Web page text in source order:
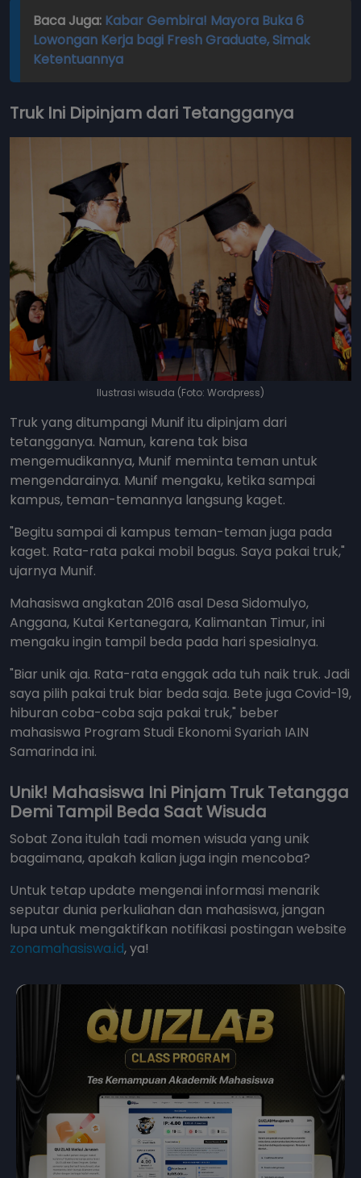
Baca Juga: Kabar Gembira! Mayora Buka 6
Lowongan Kerja bagi Fresh Graduate, Simak
Ketentuannya
Truk Ini Dipinjam dari Tetangganya
Ilustrasi wisuda (Foto: Wordpress)
Truk yang ditumpangi Munif itu dipinjam dari
tetangganya. Namun, karena tak bisa
mengemudikannya, Munif meminta teman untuk
mengendarainya. Munif mengaku, ketika sampai
kampus, teman-temannya langsung kaget.
"Begitu sampai di kampus teman-teman juga pada
kaget. Rata-rata pakai mobil bagus. Saya pakai truk,"
ujarnya Munif.
Mahasiswa angkatan 2016 asal Desa Sidomulyo,
Anggana, Kutai Kertanegara, Kalimantan Timur, ini
mengaku ingin tampil beda pada hari spesialnya.
"Biar unik aja. Rata-rata enggak ada tuh naik truk. Jadi
saya pilih pakai truk biar beda saja. Bete juga Covid-19,
hiburan coba-coba saja pakai truk," beber
mahasiswa Program Studi Ekonomi Syariah IAIN
Samarinda ini.
Unik! Mahasiswa Ini Pinjam Truk Tetangga
Demi Tampil Beda Saat Wisuda
Sobat Zona itulah tadi momen wisuda yang unik
bagaimana, apakah kalian juga ingin mencoba?
Untuk tetap update mengenai informasi menarik
seputar dunia perkuliahan dan mahasiswa, jangan
lupa untuk mengaktifkan notifikasi postingan website
zonamahasiswa.id, ya!